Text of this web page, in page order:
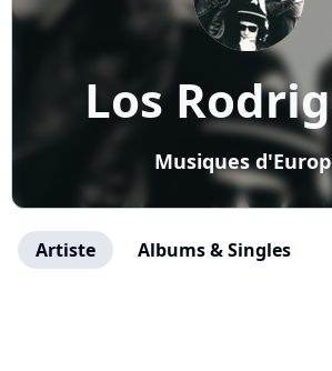
Los
Musiques
Artiste Albums & Singles